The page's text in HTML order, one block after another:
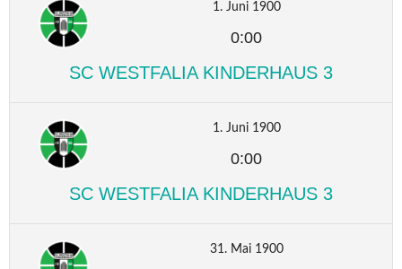
1. Juni 1900
0:00
SC WESTFALIA KINDERHAUS 3
1. Juni 1900
0:00
SC WESTFALIA KINDERHAUS 3
31. Mai 1900